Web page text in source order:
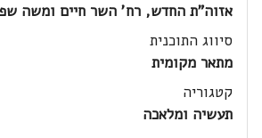
אזוה"ת החדש, רח' השר חיים ומשה
סיווג התוכנית
מתאר מקומית
קטגוריה
תעשיה ומלאכה